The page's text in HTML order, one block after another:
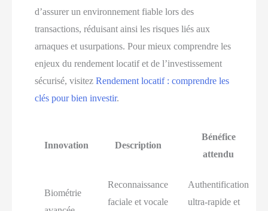
d’assurer un environnement fiable lors des
transactions, réduisant ainsi les risques liés aux
arnaques et usurpations. Pour mieux comprendre les
enjeux du rendement locatif et de l’investissement
sécurisé, visitezRendement locatif : comprendre les
clés pour bien investir.
Innovation Description
Bénéfice
attendu
Biométrie
Reconnaissance
faciale et vocale
Authentification
ultra-rapide et